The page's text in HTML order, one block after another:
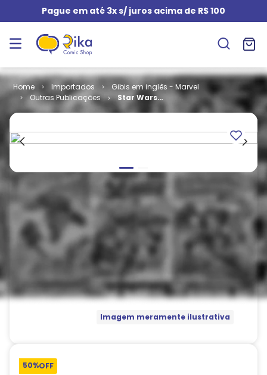
Pague em até 3x s/ juros acima de R$ 100
Importados
Gibis em inglês - Marvel
Outras Publicações
Star Wars
Doctor Aphra
21
Imagem meramente ilustrativa
50%OFF